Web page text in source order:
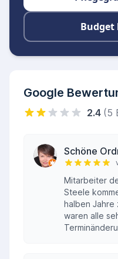
Budget
Google
2.4 (5
Schöne
Mitarbeiter
Steele
halben Jahre
waren alle